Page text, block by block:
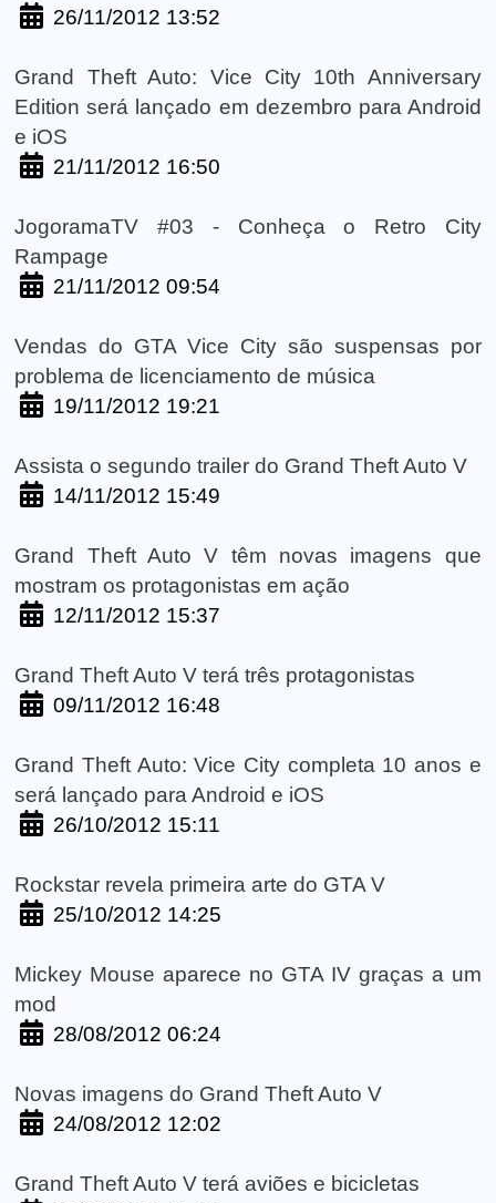
26/11/2012 13:52
Grand Theft Auto: Vice City 10th Anniversary
Edition será lançado em dezembro para Android
e iOS
21/11/2012 16:50
JogoramaTV #03 - Conheça o Retro City
Rampage
21/11/2012 09:54
Vendas do GTA Vice City são suspensas por
problema de licenciamento de música
19/11/2012 19:21
Assista o segundo trailer do Grand Theft Auto V
14/11/2012 15:49
Grand Theft Auto V têm novas imagens que
mostram os protagonistas em ação
12/11/2012 15:37
Grand Theft Auto V terá três protagonistas
09/11/2012 16:48
Grand Theft Auto: Vice City completa 10 anos e
será lançado para Android e iOS
26/10/2012 15:11
Rockstar revela primeira arte do GTA V
25/10/2012 14:25
Mickey Mouse aparece no GTA IV graças a um
mod
28/08/2012 06:24
Novas imagens do Grand Theft Auto V
24/08/2012 12:02
Grand Theft Auto V terá aviões e bicicletas